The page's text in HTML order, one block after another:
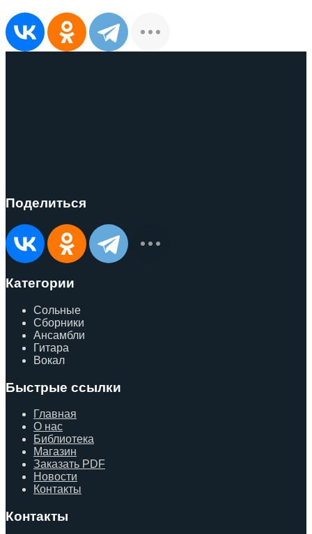
Поделиться
Категории
Сольные
Сборники
Ансамбли
Гитара
Вокал
Быстрые ссылки
Главная
О нас
Библиотека
Магазин
Заказать PDF
Новости
Контакты
Контакты